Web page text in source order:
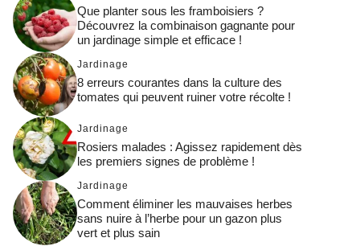
Que planter sous les framboisiers ?
Découvrez la combinaison gagnante pour
un jardinage simple et efficace !
Jardinage
8 erreurs courantes dans la culture des
tomates qui peuvent ruiner votre récolte !
Jardinage
Rosiers malades : Agissez rapidement dès
les premiers signes de problème !
Jardinage
Comment éliminer les mauvaises herbes
sans nuire à l’herbe pour un gazon plus
vert et plus sain